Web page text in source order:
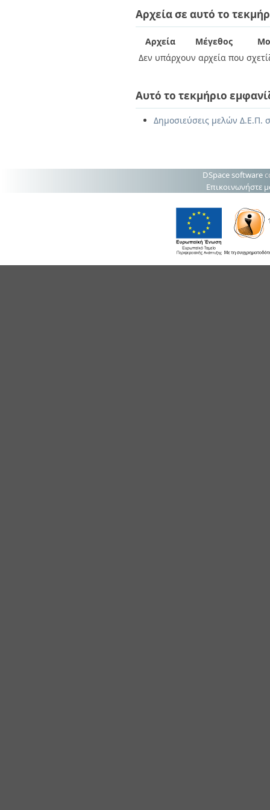
Αρχεία σε αυτό το
Αρχεία Μέγεθος
Δεν υπάρχουν αρχεία που
Αυτό το τεκμήριο
Δημοσιεύσεις μελών Δ.Ε.Π.
DSpace software
Επικοινωνήστε